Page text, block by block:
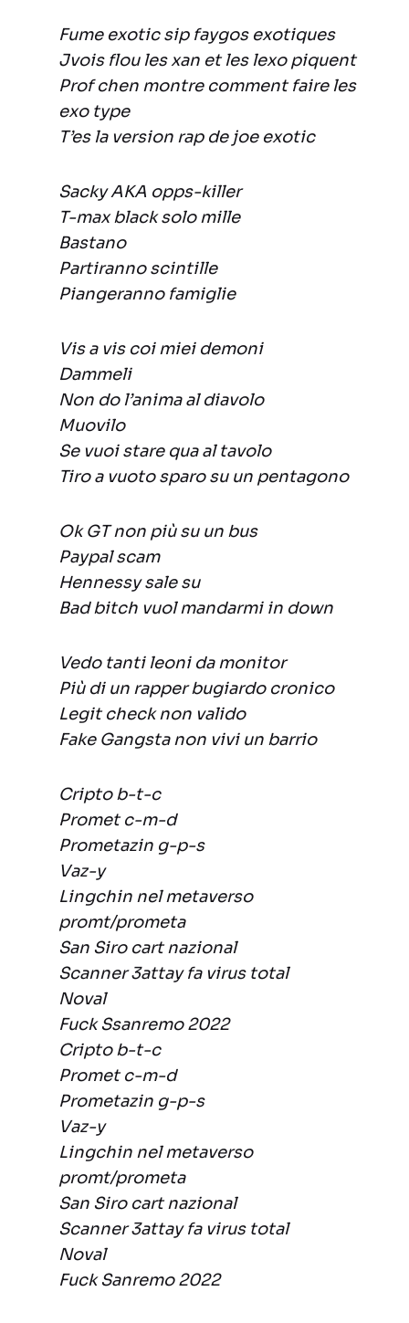
Fume exotic sip faygos exotiques
Jvois flou les xan et les lexo piquent
Prof chen montre comment faire les
exo type
T’es la version rap de joe exotic
Sacky AKA opps-killer
T-max black solo mille
Bastano
Partiranno scintille
Piangeranno famiglie
Vis a vis coi miei demoni
Dammeli
Non do l’anima al diavolo
Muovilo
Se vuoi stare qua al tavolo
Tiro a vuoto sparo su un pentagono
Ok GT non più su un bus
Paypal scam
Hennessy sale su
Bad bitch vuol mandarmi in down
Vedo tanti leoni da monitor
Più di un rapper bugiardo cronico
Legit check non valido
Fake Gangsta non vivi un barrio
Cripto b-t-c
Promet c-m-d
Prometazin g-p-s
Vaz-y
Lingchin nel metaverso
promt/prometa
San Siro cart nazional
Scanner 3attay fa virus total
Noval
Fuck Ssanremo 2022
Cripto b-t-c
Promet c-m-d
Prometazin g-p-s
Vaz-y
Lingchin nel metaverso
promt/prometa
San Siro cart nazional
Scanner 3attay fa virus total
Noval
Fuck Sanremo 2022